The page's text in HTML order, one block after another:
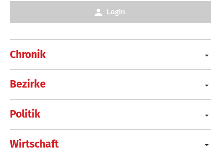
Chronik
Bezirke
Politik
Wirtschaft
Login